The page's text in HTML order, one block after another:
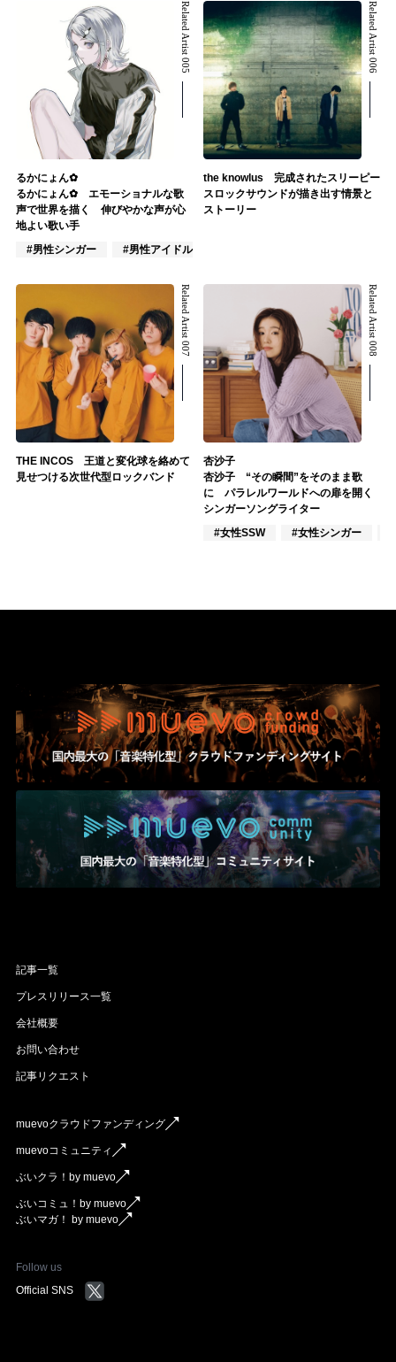
Related Artist 005
るかにょん✿
るかにょん✿ エモーショナルな歌
声で世界を描く 伸びやかな声が心
地よい歌い手
#男性シンガー
#男性アイドル
Related Artist 006
the knowlus 完成されたスリーピー
スロックサウンドが描き出す情景と
ストーリー
Related Artist 007
THE INCOS 王道と変化球を絡めて
見せつける次世代型ロックバンド
Related Artist 008
杏沙子
杏沙子 “その瞬間”をそのまま歌
に パラレルワールドへの扉を開く
シンガーソングライター
#女性SSW
#女性シンガー
記事一覧
プレスリリース一覧
会社概要
お問い合わせ
記事リクエスト
muevoクラウドファンディング
muevoコミュニティ
ぶいクラ！by muevo
ぶいコミュ！by muevo
ぶいマガ！ by muevo
Follow us
Official SNS